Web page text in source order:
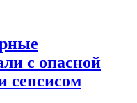
с опасной
сепсисом